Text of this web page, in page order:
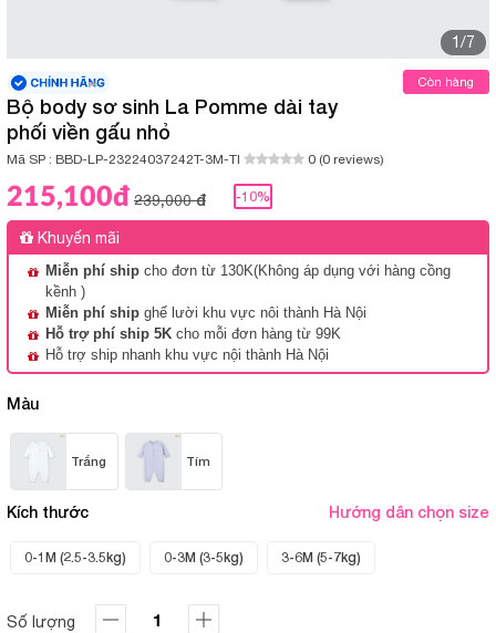
1/7
Bộ body sơ sinh La Pomme dài tay
phối viền gấu nhỏ
Còn hàng
Mã SP : BBD-LP-23224037242T-3M-TI 0 (0 reviews)
215,100đ 239,000 đ -10%
Khuyến mãi
Miễn phí ship cho đơn từ 130K(Không áp dụng với hàng cồng
kềnh )
Miễn phí ship ghế lười khu vực nôi thành Hà Nội
Hỗ trợ phí ship 5K cho mỗi đơn hàng từ 99K
Hỗ trợ ship nhanh khu vực nội thành Hà Nội
Màu
Trắng Tím
Kích thước Hướng dẫn chọn size
0-1M (2.5-3.5kg) 0-3M (3-5kg) 3-6M (5-7kg)
Số lượng